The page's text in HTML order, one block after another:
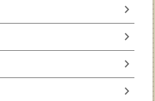
chevron_right
chevron_right
chevron_right
chevron_right